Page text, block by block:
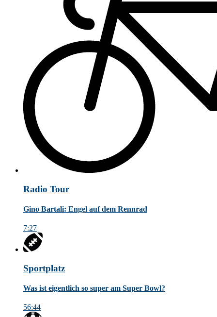
Radio Tour
Gino Bartali: Engel auf dem Rennrad
7:27
Sportplatz
Was ist eigentlich so super am Super Bowl?
56:44